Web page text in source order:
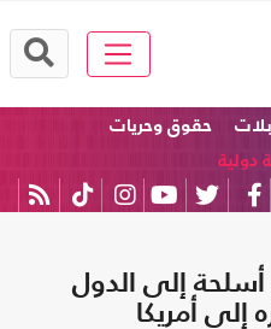
حقوق وحريات
دولية
إلى الدول
إلى أمريكا